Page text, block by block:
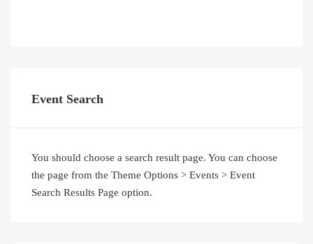
Event Search
You should choose a search result page. You can choose
the page from the Theme Options > Events > Event
Search Results Page option.